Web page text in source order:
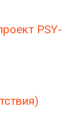
PSY-